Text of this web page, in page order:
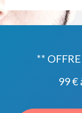
**
99 €